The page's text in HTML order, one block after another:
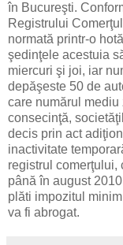
în Bucureşti.
Registrului
normată printr-o
şedinţele acestuia
miercuri şi joi, iar
depăşeste 50 de
care numărul mediu
consecinţă,
decis prin act
inactivitate
registrul comerţului,
până în august
plăti impozitul
va fi abrogat.